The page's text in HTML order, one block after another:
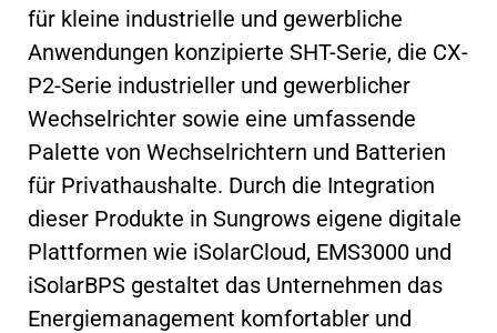
für kleine industrielle und gewerbliche
Anwendungen konzipierte SHT-Serie, die CX-
P2-Serie industrieller und gewerblicher
Wechselrichter sowie eine umfassende
Palette von Wechselrichtern und Batterien
für Privathaushalte. Durch die Integration
dieser Produkte in Sungrows eigene digitale
Plattformen wie iSolarCloud, EMS3000 und
iSolarBPS gestaltet das Unternehmen das
Energiemanagement komfortabler und